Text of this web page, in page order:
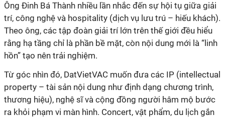
Ông Đinh Bá Thành nhiều lần nhắc đến sự hội tụ giữa giải
trí, công nghệ và hospitality (dịch vụ lưu trú – hiếu khách).
Theo ông, các tập đoàn giải trí lớn trên thế giới đều hiểu
rằng hạ tầng chỉ là phần bề mặt, còn nội dung mới là “linh
hồn” tạo nên trải nghiệm.
Từ góc nhìn đó, DatVietVAC muốn đưa các IP (intellectual
property – tài sản nội dung như định dạng chương trình,
thương hiệu), nghệ sĩ và cộng đồng người hâm mộ bước
ra khỏi phạm vi màn hình. Concert, vật phẩm, du lịch gắn